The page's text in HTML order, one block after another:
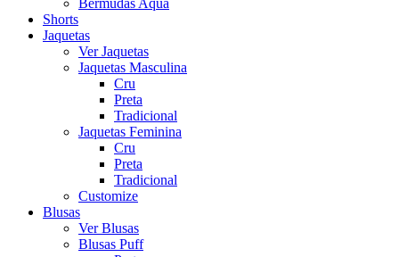
Bermudas Aqua
Shorts
Jaquetas
Ver Jaquetas
Jaquetas Masculina
Cru
Preta
Tradicional
Jaquetas Feminina
Cru
Preta
Tradicional
Customize
Blusas
Ver Blusas
Blusas Puff